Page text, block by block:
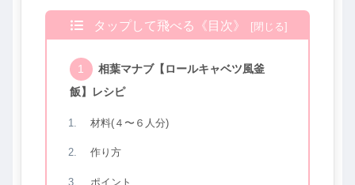
タップして飛べる《目次》
相葉マナブ【ロールキャベツ風釜
飯】レシピ
材料(４〜６人分)
作り方
ポイント